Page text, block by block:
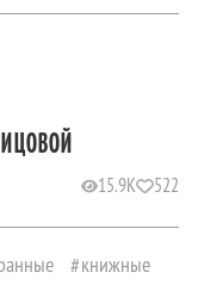
15.9K 522
книжные